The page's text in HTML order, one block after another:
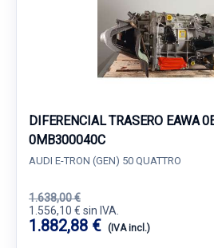
DIFERENCIAL TRASERO EAWA
0MB300040C
AUDI E-TRON (GEN) 50 QUATTRO
1.638,00 €
1.556,10 € sin IVA.
1.882,88 € (IVA incl.)